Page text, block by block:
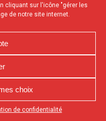
cliquant sur l'icône "gérer les
de notre site internet.
choix
de confidentialité
de votre